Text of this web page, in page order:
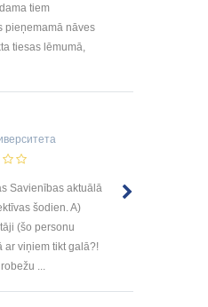
tiem
pieņemamā nāves
tiesas lēmumā,
Savienības aktuālā
šodien. A)
(šo personu
ar viņiem tikt galā?!
...